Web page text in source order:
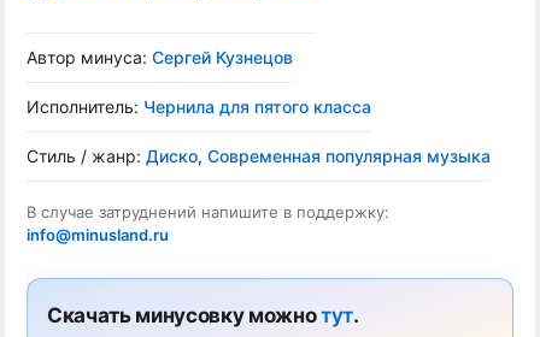
Автор минуса: Сергей Кузнецов
Исполнитель: Чернила для пятого класса
Стиль / жанр: Диско, Современная популярная музыка
В случае затруднений напишите в поддержку:
info@minusland.ru
Скачать минусовку можнотут.